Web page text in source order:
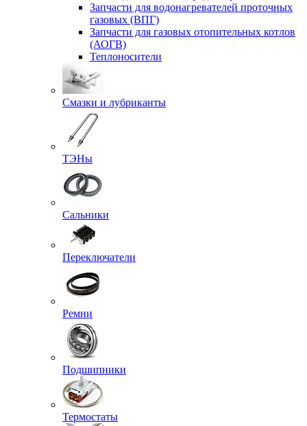
Запчасти для водонагревателей проточных
газовых (ВПГ)
Запчасти для газовых отопительных котлов
(АОГВ)
Теплоносители
Смазки и лубриканты
ТЭНы
Сальники
Переключатели
Ремни
Подшипники
Термостаты